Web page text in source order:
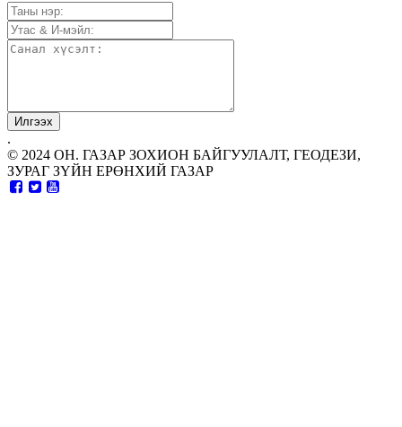
.
© 2024 ОН. ГАЗАР ЗОХИОН БАЙГУУЛАЛТ, ГЕОДЕЗИ,
ЗУРАГ ЗҮЙН ЕРӨНХИЙ ГАЗАР